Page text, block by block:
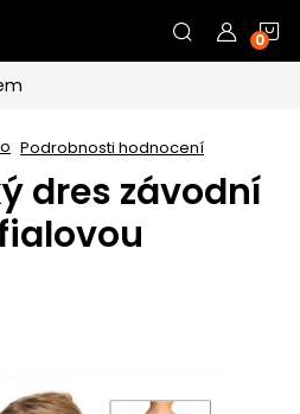
Podrobnosti hodnocení
dres závodní